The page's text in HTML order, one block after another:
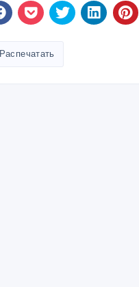
Распечатать